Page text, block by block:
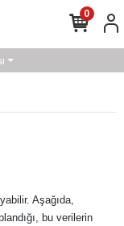
0
Aşağıda,
bu verilerin